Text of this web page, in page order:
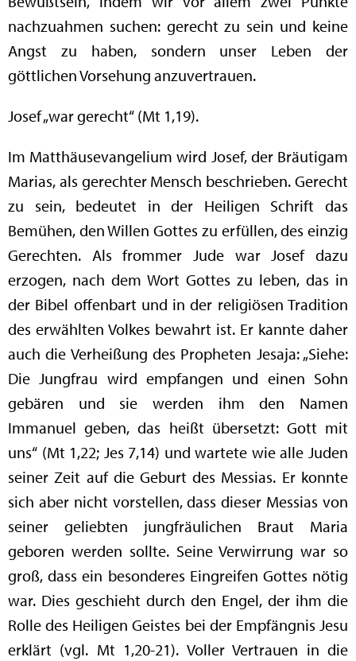
nachzuahmen suchen: gerecht zu sein und keine
Angst zu haben, sondern unser Leben der
göttlichen Vorsehung anzuvertrauen.
Josef „war gerecht“ (Mt 1,19).
Im Matthäusevangelium wird Josef, der Bräutigam
Marias, als gerechter Mensch beschrieben. Gerecht
zu sein, bedeutet in der Heiligen Schrift das
Bemühen, den Willen Gottes zu erfüllen, des einzig
Gerechten. Als frommer Jude war Josef dazu
erzogen, nach dem Wort Gottes zu leben, das in
der Bibel offenbart und in der religiösen Tradition
des erwählten Volkes bewahrt ist. Er kannte daher
auch die Verheißung des Propheten Jesaja: „Siehe:
Die Jungfrau wird empfangen und einen Sohn
gebären und sie werden ihm den Namen
Immanuel geben, das heißt übersetzt: Gott mit
uns“ (Mt 1,22; Jes 7,14) und wartete wie alle Juden
seiner Zeit auf die Geburt des Messias. Er konnte
sich aber nicht vorstellen, dass dieser Messias von
seiner geliebten jungfräulichen Braut Maria
geboren werden sollte. Seine Verwirrung war so
groß, dass ein besonderes Eingreifen Gottes nötig
war. Dies geschieht durch den Engel, der ihm die
Rolle des Heiligen Geistes bei der Empfängnis Jesu
erklärt (vgl. Mt 1,20-21). Voller Vertrauen in die